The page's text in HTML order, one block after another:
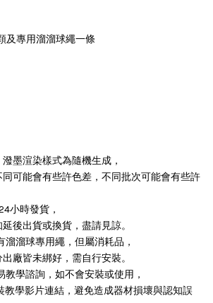
及專用溜溜球繩一條
墨渲染樣式為隨機生成，
可能會有些許色差，不同批次可能會有些許
小時發貨，
後出貨或換貨，盡請見諒。
溜溜球專用繩，但屬消耗品，
廠皆未綁好，需自行安裝。
教學諮詢，如不會安裝或使用，
學影片連結，避免造成器材損壞與認知誤